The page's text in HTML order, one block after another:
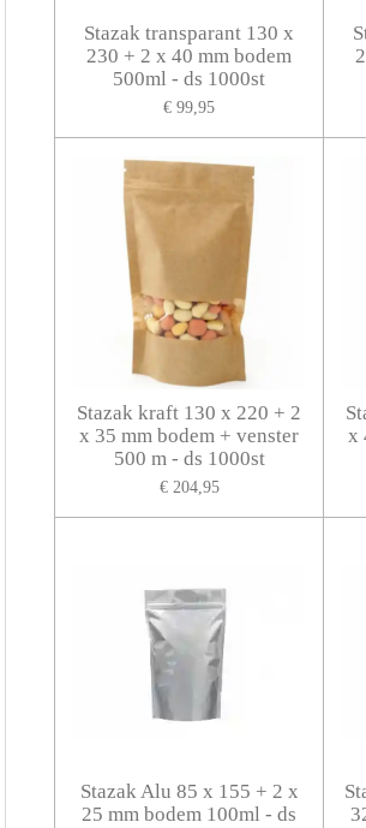
Stazak transparant 130 x
230 + 2 x 40 mm bodem
500ml - ds 1000st
€ 99,95
Stazak kraft 130 x 220 + 2
x 35 mm bodem + venster
500 m - ds 1000st
€ 204,95
x
Stazak Alu 85 x 155 + 2 x
25 mm bodem 100ml - ds